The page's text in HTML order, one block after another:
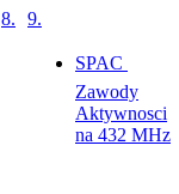
8. 9.
SPAC 
Zawody
Aktywnosci
na 432 MHz